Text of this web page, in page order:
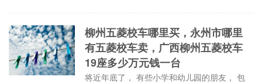
柳州五菱校车哪里买，永州市哪里
有五菱校车卖，广西柳州五菱校车
19座多少万元钱一台
将近年底了， 有些小学和幼儿园的朋友， 包